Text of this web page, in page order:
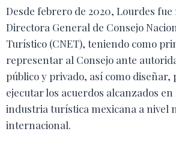
Desde febrero de 2020, Lourdes
Directora General de Consejo
Turístico (CNET), teniendo como
representar al Consejo ante
público y privado, así como diseñar,
ejecutar los acuerdos alcanzados en
industria turística mexicana a nivel
internacional.